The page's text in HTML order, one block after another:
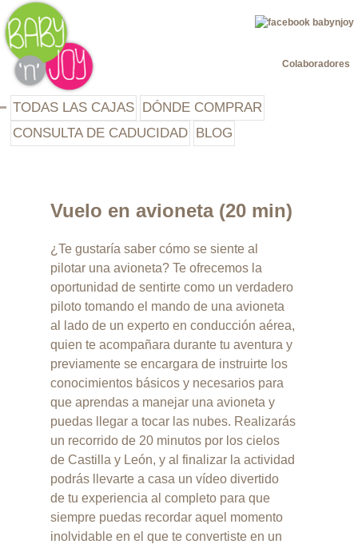
TODAS LAS CAJAS DÓNDE COMPRAR
CONSULTA DE CADUCIDAD BLOG
Colaboradores
Vuelo en avioneta (20 min)
¿Te gustaría saber cómo se siente al
pilotar una avioneta? Te ofrecemos la
oportunidad de sentirte como un verdadero
piloto tomando el mando de una avioneta
al lado de un experto en conducción aérea,
quien te acompañara durante tu aventura y
previamente se encargara de instruirte los
conocimientos básicos y necesarios para
que aprendas a manejar una avioneta y
puedas llegar a tocar las nubes. Realizarás
un recorrido de 20 minutos por los cielos
de Castilla y León, y al finalizar la actividad
podrás llevarte a casa un vídeo divertido
de tu experiencia al completo para que
siempre puedas recordar aquel momento
inolvidable en el que te convertiste en un